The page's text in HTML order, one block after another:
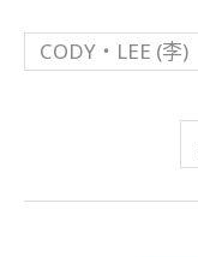
CODY・LEE (李)